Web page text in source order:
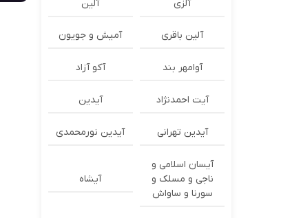
آلزی آلین
آلین باقری آمیش و جویون
آوامهر بند آکو آزاد
آیت احمدنژاد آیدین
آیدین تهرانی آیدین نورمحمدی
آیسان اسلامی و
ناجی و مسلک و
سورنا و ساواش
آیشاه